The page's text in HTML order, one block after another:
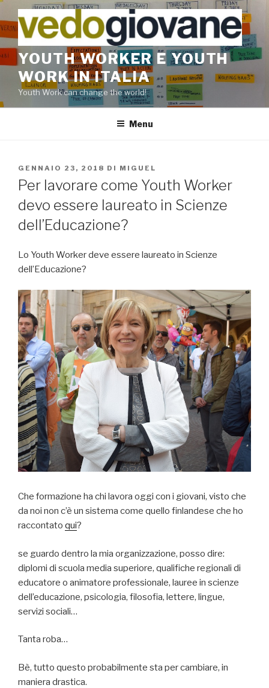
Salta
al
contenuto
YOUTH WORKER E YOUTH
WORK IN ITALIA
Youth Work can change the world!
Menu
PUBBLICATO
IL
GENNAIO 23, 2018 DI MIGUEL
Per lavorare come Youth Worker
devo essere laureato in Scienze
dell’Educazione?
Lo Youth Worker deve essere laureato in Scienze
dell’Educazione?
Che formazione ha chi lavora oggi con i giovani, visto che
da noi non c’è un sistema come quello finlandese che ho
raccontato qui?
se guardo dentro la mia organizzazione, posso dire:
diplomi di scuola media superiore, qualifiche regionali di
educatore o animatore professionale, lauree in scienze
dell’educazione, psicologia, filosofia, lettere, lingue,
servizi sociali…
Tanta roba…
Bè, tutto questo probabilmente sta per cambiare, in
maniera drastica.